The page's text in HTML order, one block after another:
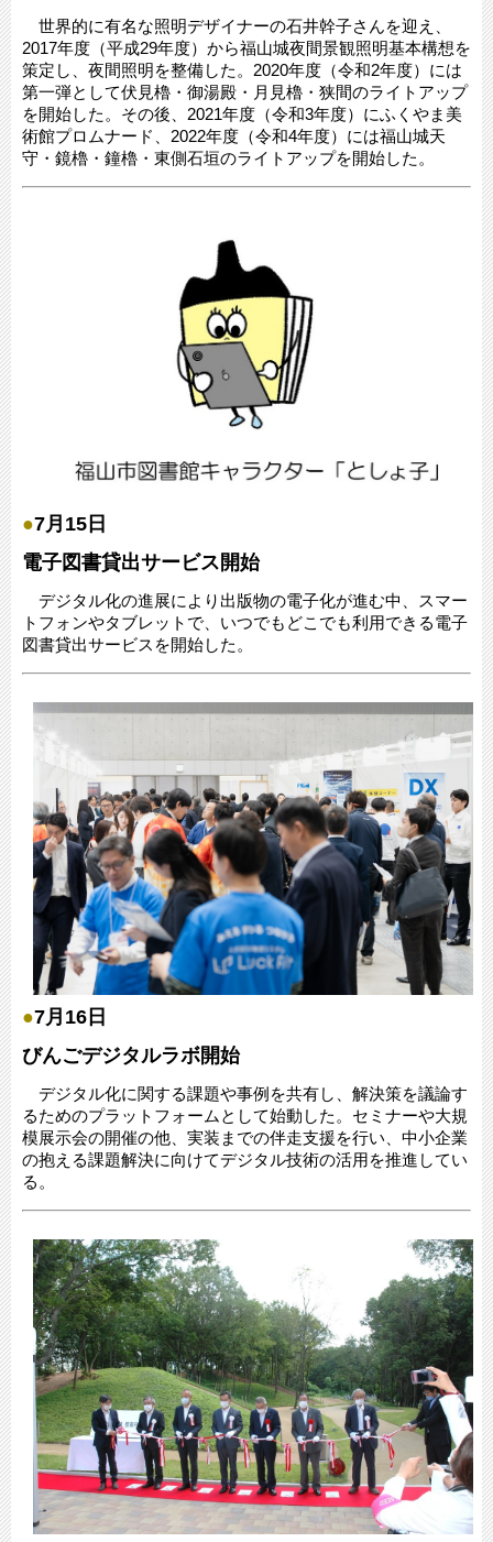
世界的に有名な照明デザイナーの石井幹子さんを迎え、
2017年度（平成29年度）から福山城夜間景観照明基本構想を
策定し、夜間照明を整備した。2020年度（令和2年度）には
第一弾として伏見櫓・御湯殿・月見櫓・狭間のライトアップ
を開始した。その後、2021年度（令和3年度）にふくやま美
術館プロムナード、2022年度（令和4年度）には福山城天
守・鏡櫓・鐘櫓・東側石垣のライトアップを開始した。
●7月15日
電子図書貸出サービス開始
デジタル化の進展により出版物の電子化が進む中、スマー
トフォンやタブレットで、いつでもどこでも利用できる電子
図書貸出サービスを開始した。
●7月16日
びんごデジタルラボ開始
デジタル化に関する課題や事例を共有し、解決策を議論す
るためのプラットフォームとして始動した。セミナーや大規
模展示会の開催の他、実装までの伴走支援を行い、中小企業
の抱える課題解決に向けてデジタル技術の活用を推進してい
る。